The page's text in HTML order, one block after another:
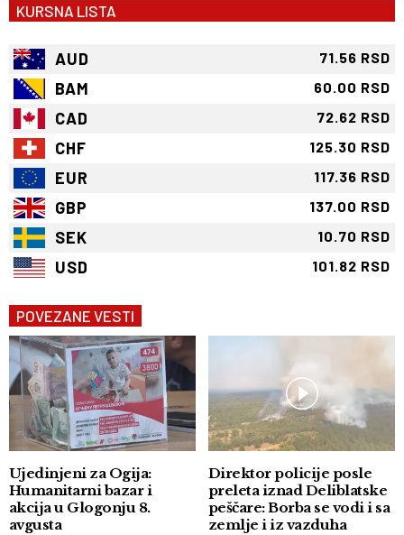
KURSNA LISTA
AUD 71.56 RSD
BAM 60.00 RSD
CAD 72.62 RSD
CHF 125.30 RSD
EUR 117.36 RSD
GBP 137.00 RSD
SEK 10.70 RSD
USD 101.82 RSD
POVEZANE VESTI
Ujedinjeni za Ogija:
Humanitarni bazar i
akcija u Glogonju 8.
avgusta
Direktor policije posle
preleta iznad Deliblatske
peščare: Borba se vodi i sa
zemlje i iz vazduha